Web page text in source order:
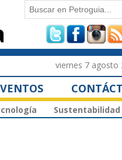
Formulario
búsqueda
Buscar
viernes 7 agosto
Sustentabilidad